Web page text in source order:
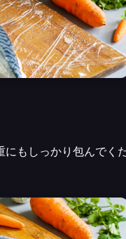
にもしっかり包んでく